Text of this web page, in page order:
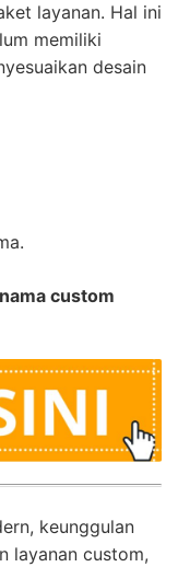
layanan. Hal ini
memiliki
desain
custom
keunggulan
layanan custom,